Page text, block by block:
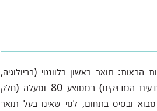
תואר ראשון רלוונטי (בביולוגיה,
כימיה, ביוטכנולוגיה, הנדסה כימית ותחומים נוספים מעולם ההנדסה והמדעים המדויקים) בממוצע 80 ומעלה (חלק
ובסיס בתחום, למי שאינו בעל תואר